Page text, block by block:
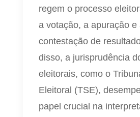
regem o processo
a votação, a apuração e
contestação de
disso, a jurisprudência
eleitorais, como o
Eleitoral (TSE),
papel crucial na